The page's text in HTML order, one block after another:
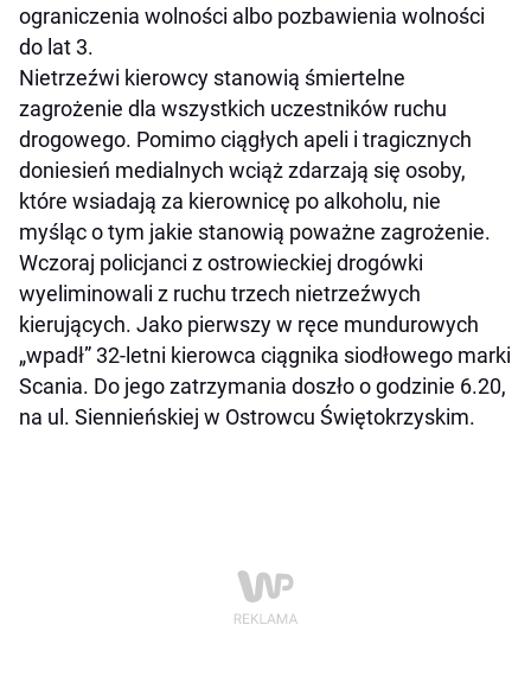
ograniczenia wolności albo pozbawienia wolności
do lat 3.
Nietrzeźwi kierowcy stanowią śmiertelne
zagrożenie dla wszystkich uczestników ruchu
drogowego. Pomimo ciągłych apeli i tragicznych
doniesień medialnych wciąż zdarzają się osoby,
które wsiadają za kierownicę po alkoholu, nie
myśląc o tym jakie stanowią poważne zagrożenie.
Wczoraj policjanci z ostrowieckiej drogówki
wyeliminowali z ruchu trzech nietrzeźwych
kierujących. Jako pierwszy w ręce mundurowych
„wpadł” 32-letni kierowca ciągnika siodłowego marki
Scania. Do jego zatrzymania doszło o godzinie 6.20,
na ul. Siennieńskiej w Ostrowcu Świętokrzyskim.